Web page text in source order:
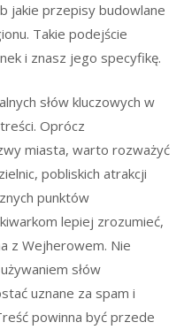
jakie przepisy budowlane
Takie podejście
i znasz jego specyfikę.
słów kluczowych w
Oprócz
miasta, warto rozważyć
pobliskich atrakcji
punktów
lepiej zrozumieć,
z Wejherowem. Nie
słów
uznane za spam i
powinna być przede